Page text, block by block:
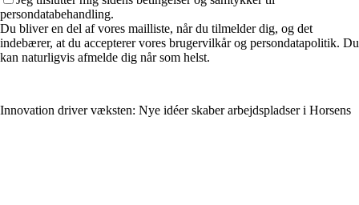
persondatabehandling.
Du bliver en del af vores mailliste, når du tilmelder dig, og det
indebærer, at du accepterer vores brugervilkår og persondatapolitik. Du
kan naturligvis afmelde dig når som helst.
Innovation driver væksten: Nye idéer skaber arbejdspladser i Horsens